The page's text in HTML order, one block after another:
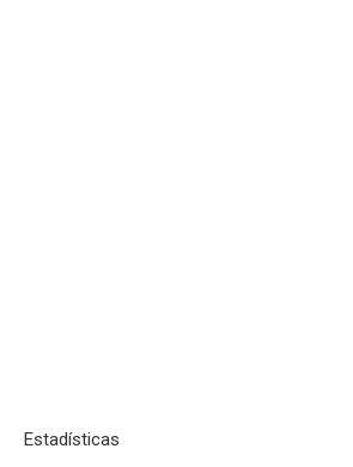
Estadísticas